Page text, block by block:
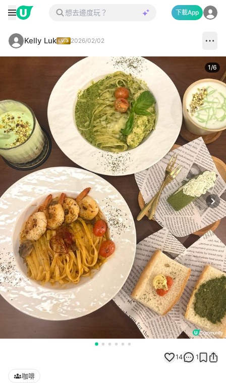
下載App
Kelly Luk 2026/02/02
1/6
14 1
咖啡